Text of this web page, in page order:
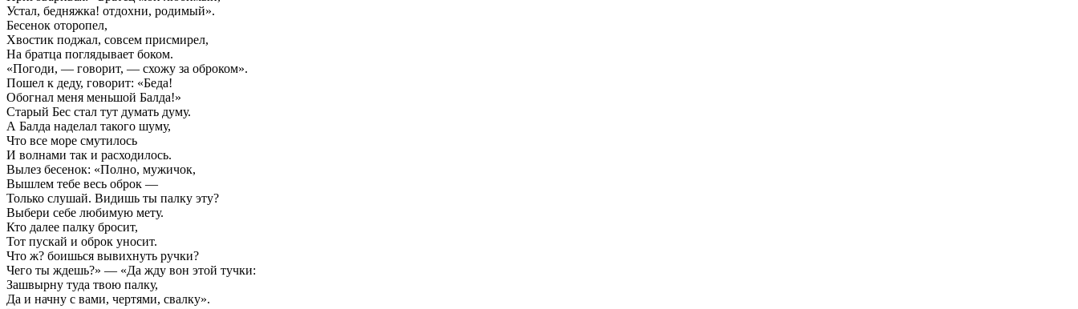
Устал, бедняжка! отдохни, родимый».
Бесенок оторопел,
Хвостик поджал, совсем присмирел,
На братца поглядывает боком.
«Погоди, — говорит, — схожу за оброком».
Пошел к деду, говорит: «Беда!
Обогнал меня меньшой Балда!»
Старый Бес стал тут думать думу.
А Балда наделал такого шуму,
Что все море смутилось
И волнами так и расходилось.
Вылез бесенок: «Полно, мужичок,
Вышлем тебе весь оброк —
Только слушай. Видишь ты палку эту?
Выбери себе любимую мету.
Кто далее палку бросит,
Тот пускай и оброк уносит.
Что ж? боишься вывихнуть ручки?
Чего ты ждешь?» — «Да жду вон этой тучки:
Зашвырну туда твою палку,
Да и начну с вами, чертями, свалку».